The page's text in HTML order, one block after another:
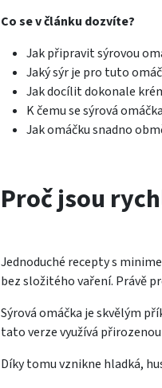
Co se v článku dozvíte?
Jak připravit sýrovou
Jaký sýr je pro tuto
Jak docílit dokonale
K čemu se sýrová
Jak omáčku snadno
Proč jsou
Jednoduché recepty s
bez složitého vaření. Právě
Sýrová omáčka je skvělým
tato verze využívá
Díky tomu vznikne hladká,